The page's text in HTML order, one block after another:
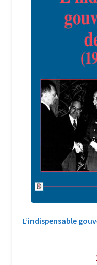
Login Customizer
Politique de
Qui sommes-nous ?
Soutien à Philippe
Suivi de la Commande
L’indispensable